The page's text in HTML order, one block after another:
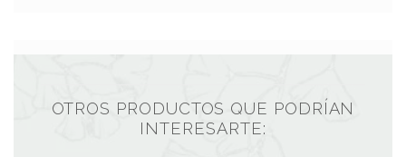
OTROS PRODUCTOS QUE PODRÍAN
INTERESARTE: